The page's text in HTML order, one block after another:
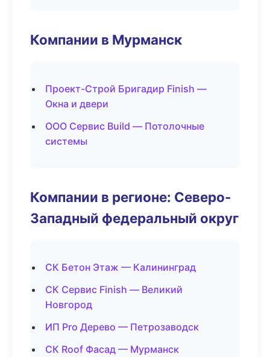
Компании в Мурманск
Проект-Строй Бригадир Finish —
Окна и двери
ООО Сервис Build — Потолочные
системы
Компании в регионе: Северо-
Западный федеральный округ
СК Бетон Этаж — Калининград
СК Сервис Finish — Великий
Новгород
ИП Pro Дерево — Петрозаводск
СК Roof Фасад — Мурманск